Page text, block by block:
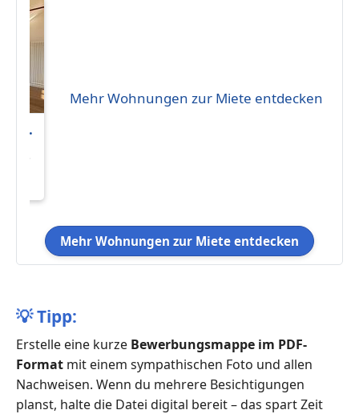
Mehr Wohnungen zur Miete entdecken
Mehr Wohnungen zur Miete entdecken
💡Tipp:
Erstelle eine kurze Bewerbungsmappe im PDF-
Format mit einem sympathischen Foto und allen
Nachweisen. Wenn du mehrere Besichtigungen
planst, halte die Datei digital bereit – das spart Zeit